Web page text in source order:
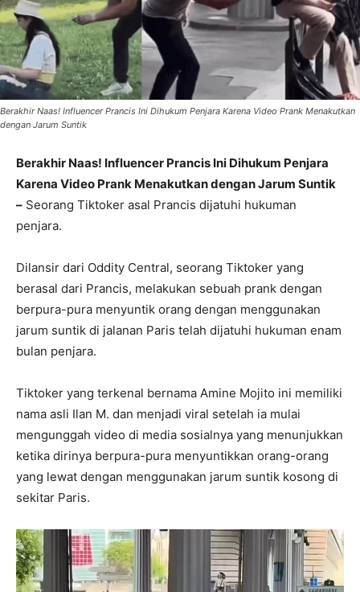
Berakhir Naas! Influencer Prancis Ini Dihukum Penjara Karena Video Prank Menakutkan
dengan Jarum Suntik
Berakhir Naas! Influencer Prancis Ini Dihukum Penjara
Karena Video Prank Menakutkan dengan Jarum Suntik
– Seorang Tiktoker asal Prancis dijatuhi hukuman
penjara.
Dilansir dari Oddity Central, seorang Tiktoker yang
berasal dari Prancis, melakukan sebuah prank dengan
berpura-pura menyuntik orang dengan menggunakan
jarum suntik di jalanan Paris telah dijatuhi hukuman enam
bulan penjara.
Tiktoker yang terkenal bernama Amine Mojito ini memiliki
nama asli Ilan M. dan menjadi viral setelah ia mulai
mengunggah video di media sosialnya yang menunjukkan
ketika dirinya berpura-pura menyuntikkan orang-orang
yang lewat dengan menggunakan jarum suntik kosong di
sekitar Paris.
V
i
d